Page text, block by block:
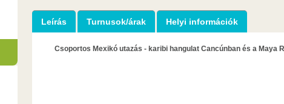
Leírás Turnusok/árak Helyi információk
Csoportos Mexikó utazás - karibi hangulat Cancúnban és a Maya